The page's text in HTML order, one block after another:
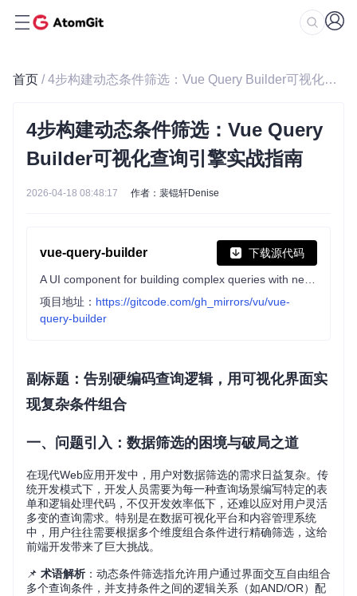
首页 / 4步构建动态条件筛选：Vue Query Builder可视化查询引擎实战指南
4步构建动态条件筛选：Vue Query
Builder可视化查询引擎实战指南
2026-04-18 08:48:17 作者：裴锟轩Denise
vue-query-builder 下载源代码
项目地址： https://gitcode.com/gh_mirrors/vu/vue-
query-builder
副标题：告别硬编码查询逻辑，用可视化界面实
现复杂条件组合
一、问题引入：数据筛选的困境与破局之道
在现代Web应用开发中，用户对数据筛选的需求日益复杂。传
统开发模式下，开发人员需要为每一种查询场景编写特定的表
单和逻辑处理代码，不仅开发效率低下，还难以应对用户灵活
多变的查询需求。特别是在数据可视化平台和内容管理系统
中，用户往往需要根据多个维度组合条件进行精确筛选，这给
前端开发带来了巨大挑战。
📌 术语解析：动态条件筛选指允许用户通过界面交互自由组合
多个查询条件，并支持条件之间的逻辑关系（如AND/OR）配